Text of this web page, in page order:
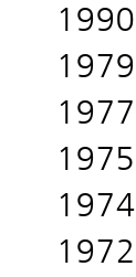
1990
1979
1977
1975
1974
1972